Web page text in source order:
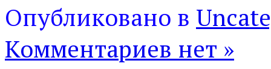
Опубликовано в
Комментариев нет »